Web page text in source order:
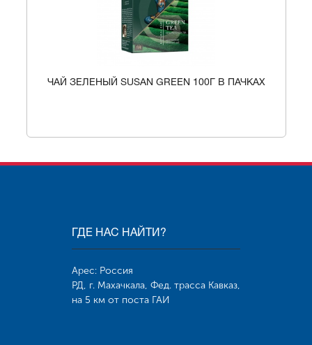
ЧАЙ ЗЕЛЕНЫЙ SUSAN GREEN 100Г В ПАЧКАХ
ГДЕ НАС НАЙТИ?
Арес: Россия
РД, г. Махачкала, Фед. трасса Кавказ,
на 5 км от поста ГАИ